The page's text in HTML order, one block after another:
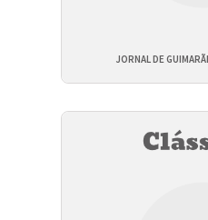
JORNAL DE